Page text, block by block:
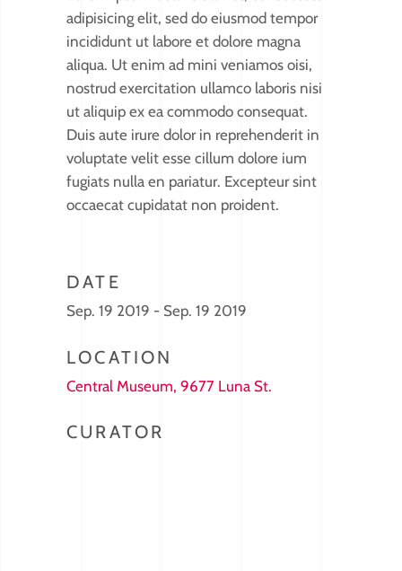
adipisicing elit, sed do eiusmod tempor
incididunt ut labore et dolore magna
aliqua. Ut enim ad mini veniamos oisi,
nostrud exercitation ullamco laboris nisi
ut aliquip ex ea commodo consequat.
Duis aute irure dolor in reprehenderit in
voluptate velit esse cillum dolore ium
fugiats nulla en pariatur. Excepteur sint
occaecat cupidatat non proident.
DATE
Sep. 19 2019 - Sep. 19 2019
LOCATION
Central Museum, 9677 Luna St.
CURATOR